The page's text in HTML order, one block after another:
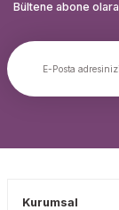
Bültene abone
Kurumsal